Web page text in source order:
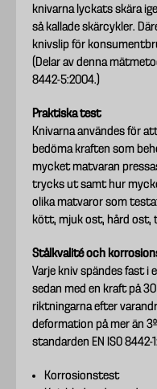
knivarna lyckats skära
så kallade skärcykler.
knivslip för
(Delar av denna
8442-5:2004.)
Praktiska test
Knivarna användes för
bedöma kraften som
mycket matvaran
trycks ut samt hur
olika matvaror som
kött, mjuk ost, hård ost,
Stålkvalité och
Varje kniv spändes fast i
sedan med en kraft på
riktningarna efter
deformation på mer än
standarden EN ISO 8442-
Korrosionstest